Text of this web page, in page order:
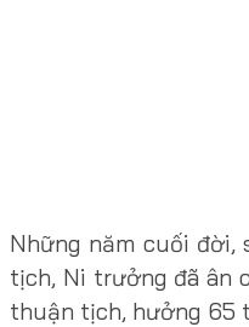
Những năm cuối đời,
tịch, Ni trưởng đã ân
thuận tịch, hưởng 65